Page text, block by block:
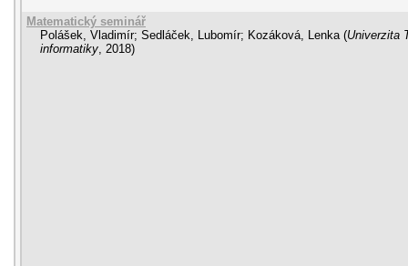
Matematický seminář
Polášek, Vladimír; Sedláček, Lubomír; Kozáková, Lenka (Univerzita
informatiky 2018)